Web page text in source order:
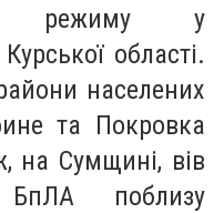
режиму у
області.
населених
та Покровка
на Сумщині, вів
БпЛА поблизу